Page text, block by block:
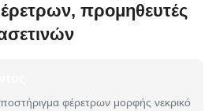
προμηθευτές
φέρετρων μορφής νεκρικό